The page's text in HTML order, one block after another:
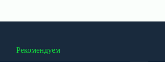
Рекомендуем